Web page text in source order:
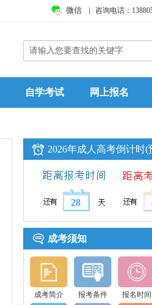
微信 | 咨询电话：
自学考试 网上报名
2026年成人高考倒计时(
28
成考须知
成考简介 报考条件 报名时间